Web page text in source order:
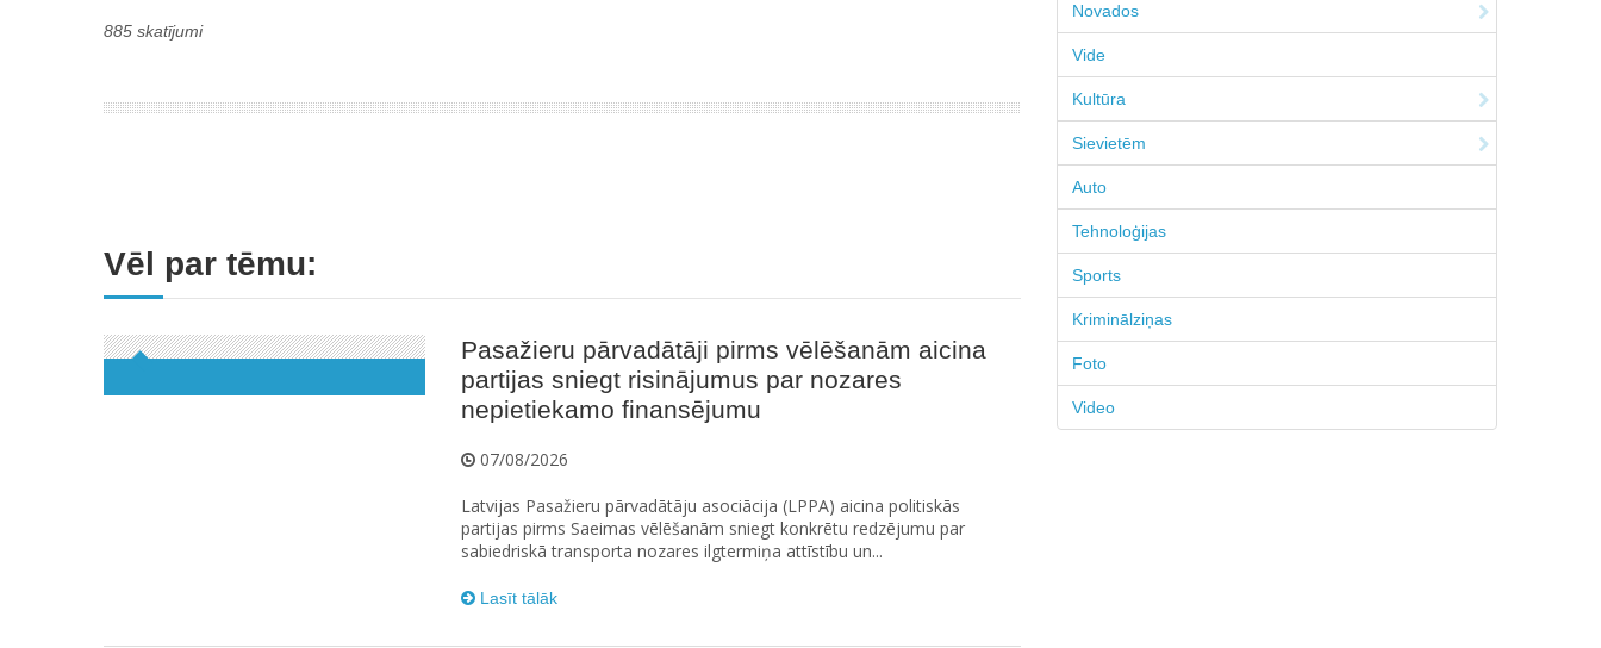
885 skatījumi
Vēl par tēmu:
Pasažieru pārvadātāji pirms vēlēšanām aicina
partijas sniegt risinājumus par nozares
nepietiekamo finansējumu
07/08/2026
Latvijas Pasažieru pārvadātāju asociācija (LPPA) aicina politiskās
partijas pirms Saeimas vēlēšanām sniegt konkrētu redzējumu par
sabiedriskā transporta nozares ilgtermiņa attīstību un...
Lasīt tālāk
Novados
Vide
Kultūra
Sievietēm
Auto
Tehnoloģijas
Sports
Kriminālziņas
Foto
Video